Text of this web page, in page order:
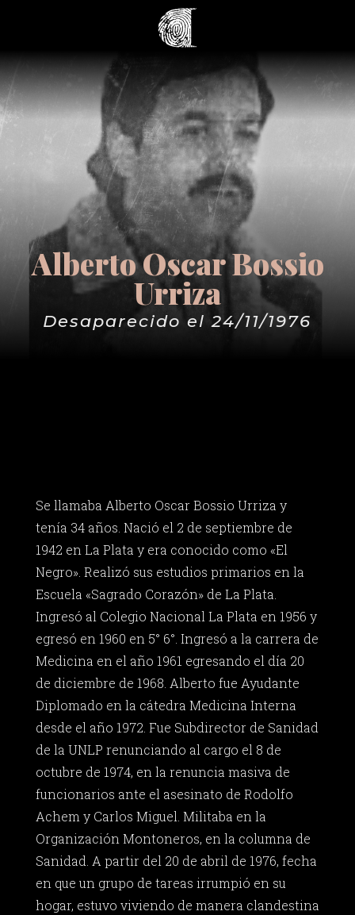
Alberto Oscar Bossio
Urriza
Desaparecido el 24/11/1976
Se llamaba Alberto Oscar Bossio Urriza y
tenía 34 años. Nació el 2 de septiembre de
1942 en La Plata y era conocido como «El
Negro». Realizó sus estudios primarios en la
Escuela «Sagrado Corazón» de La Plata.
Ingresó al Colegio Nacional La Plata en 1956 y
egresó en 1960 en 5° 6°. Ingresó a la carrera de
Medicina en el año 1961 egresando el día 20
de diciembre de 1968. Alberto fue Ayudante
Diplomado en la cátedra Medicina Interna
desde el año 1972. Fue Subdirector de Sanidad
de la UNLP renunciando al cargo el 8 de
octubre de 1974, en la renuncia masiva de
funcionarios ante el asesinato de Rodolfo
Achem y Carlos Miguel. Militaba en la
Organización Montoneros, en la columna de
Sanidad. A partir del 20 de abril de 1976, fecha
en que un grupo de tareas irrumpió en su
hogar, estuvo viviendo de manera clandestina